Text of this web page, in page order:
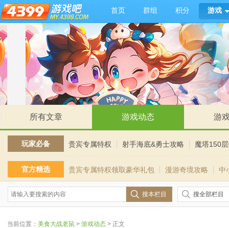
首页 群组 积分 游戏
所有文章 游戏动态 游
玩家必备 贵宾专属特权 射手海底&勇士攻略 魔塔150
官方精选 贵宾专属特权领取豪华礼包 漫游奇境攻略 中
搜本栏目 搜全部栏目
当前位置： 美食大战老鼠 > 游戏动态 > 正文